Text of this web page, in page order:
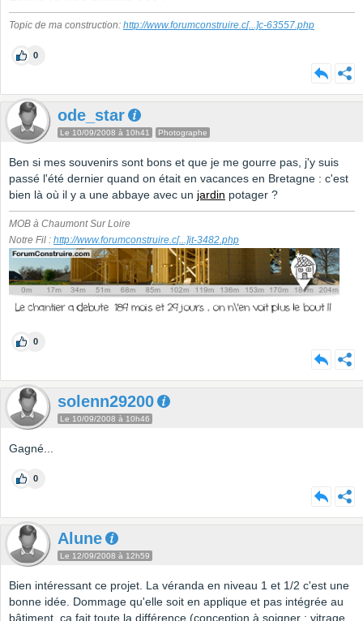
Topic de ma construction: http://www.forumconstruire.c[...]c-63557.php
0
ode_star
Le 10/09/2008 à 10h41 Photographe
Ben si mes souvenirs sont bons et que je me gourre pas, j'y suis
passé l'été dernier quand on était en vacances en Bretagne : c'est
bien là où il y a une abbaye avec un jardin potager ?
MOB à Chaumont Sur Loire
Notre Fil : http://www.forumconstruire.c[...]it-3482.php
0
solenn29200
Le 10/09/2008 à 10h46
Gagné...
0
Alune
Le 12/09/2008 à 12h59
Bien intéressant ce projet. La véranda en niveau 1 et 1/2 c'est une
bonne idée. Dommage qu'elle soit en applique et pas intégrée au
bâtiment, ça fait toute la différence (conception à soigner : vitrage,